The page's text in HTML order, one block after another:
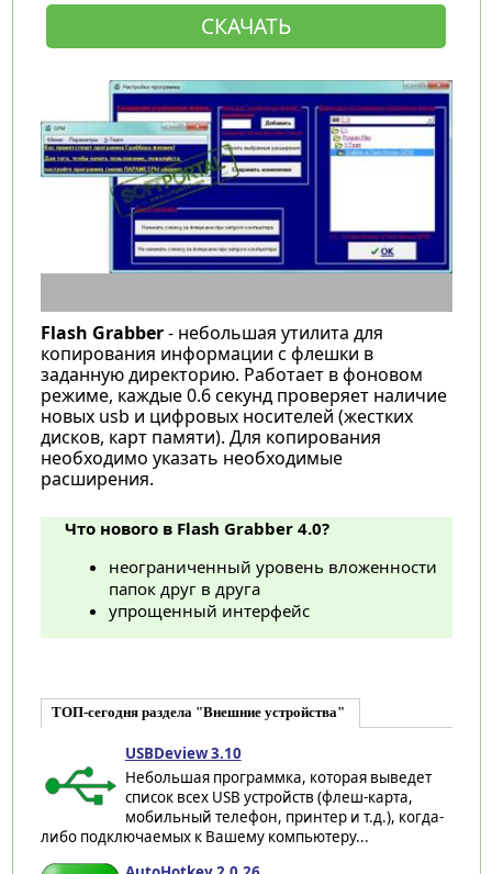
СКАЧАТЬ
Flash Grabber- небольшая утилита для
копирования информации с флешки в
заданную директорию. Работает в фоновом
режиме, каждые 0.6 секунд проверяет наличие
новых usb и цифровых носителей (жестких
дисков, карт памяти). Для копирования
необходимо указать необходимые
расширения.
Что нового в Flash Grabber 4.0?
неограниченный уровень вложенности
папок друг в друга
упрощенный интерфейс
ТОП-сегодня раздела "Внешние устройства"
USBDeview 3.10
Небольшая программка, которая выведет
список всех USB устройств (флеш-карта,
мобильный телефон, принтер и т.д.), когда-
либо подключаемых к Вашему компьютеру...